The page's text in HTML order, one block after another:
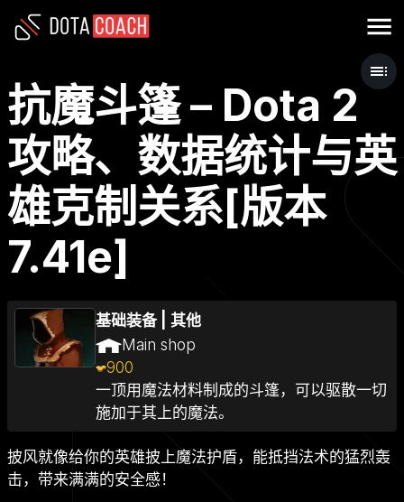
抗魔斗篷 – Dota 2
攻略、数据统计与英
雄克制关系[版本
7.41e]
基础装备| 其他
Main shop
900
一顶用魔法材料制成的斗篷，可以驱散一切
施加于其上的魔法。
披风就像给你的英雄披上魔法护盾，能抵挡法术的猛烈轰
击，带来满满的安全感！